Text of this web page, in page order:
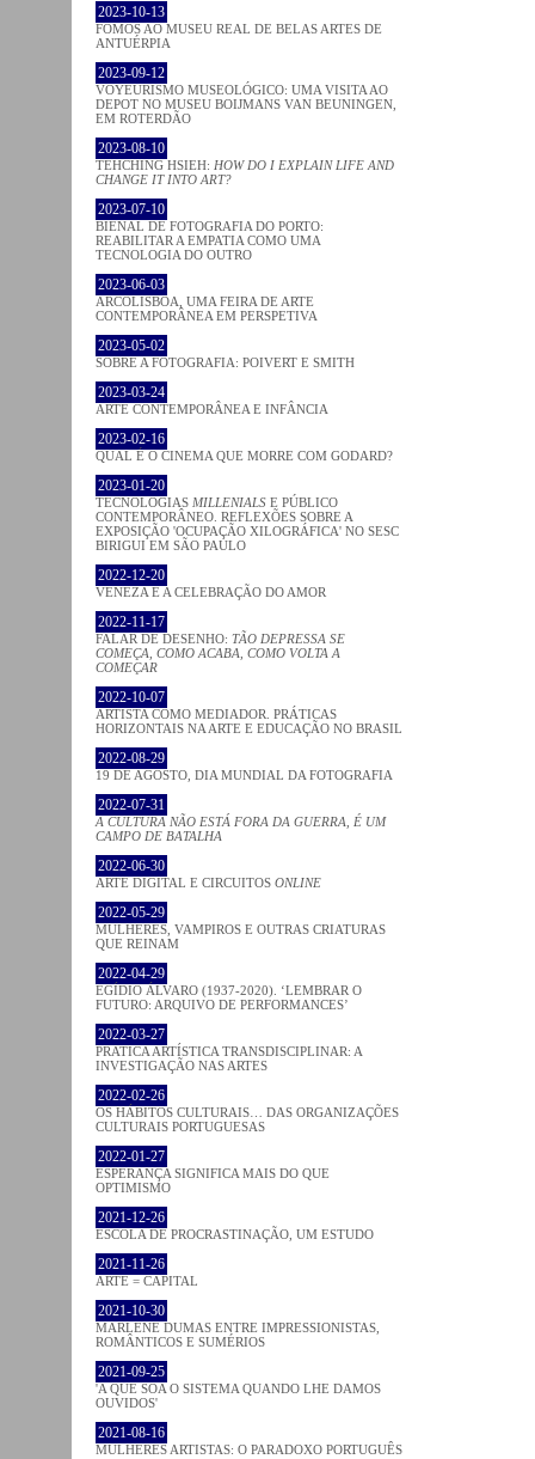
2023-10-13
FOMOS AO MUSEU REAL DE BELAS ARTES DE
ANTUÉRPIA
2023-09-12
VOYEURISMO MUSEOLÓGICO: UMA VISITA AO
DEPOT NO MUSEU BOIJMANS VAN BEUNINGEN,
EM ROTERDÃO
2023-08-10
TEHCHING HSIEH: HOW DO I EXPLAIN LIFE AND
CHANGE IT INTO ART?
2023-07-10
BIENAL DE FOTOGRAFIA DO PORTO:
REABILITAR A EMPATIA COMO UMA
TECNOLOGIA DO OUTRO
2023-06-03
ARCOLISBOA, UMA FEIRA DE ARTE
CONTEMPORÂNEA EM PERSPETIVA
2023-05-02
SOBRE A FOTOGRAFIA: POIVERT E SMITH
2023-03-24
ARTE CONTEMPORÂNEA E INFÂNCIA
2023-02-16
QUAL É O CINEMA QUE MORRE COM GODARD?
2023-01-20
TECNOLOGIAS MILLENIALS E PÚBLICO
CONTEMPORÂNEO. REFLEXÕES SOBRE A
EXPOSIÇÃO 'OCUPAÇÃO XILOGRÁFICA' NO SESC
BIRIGUI EM SÃO PAULO
2022-12-20
VENEZA E A CELEBRAÇÃO DO AMOR
2022-11-17
FALAR DE DESENHO: TÃO DEPRESSA SE
COMEÇA, COMO ACABA, COMO VOLTA A
COMEÇAR
2022-10-07
ARTISTA COMO MEDIADOR. PRÁTICAS
HORIZONTAIS NA ARTE E EDUCAÇÃO NO BRASIL
2022-08-29
19 DE AGOSTO, DIA MUNDIAL DA FOTOGRAFIA
2022-07-31
A CULTURA NÃO ESTÁ FORA DA GUERRA, É UM
CAMPO DE BATALHA
2022-06-30
ARTE DIGITAL E CIRCUITOS ONLINE
2022-05-29
MULHERES, VAMPIROS E OUTRAS CRIATURAS
QUE REINAM
2022-04-29
EGÍDIO ÁLVARO (1937-2020). ‘LEMBRAR O
FUTURO: ARQUIVO DE PERFORMANCES’
2022-03-27
PRATICA ARTÍSTICA TRANSDISCIPLINAR: A
INVESTIGAÇÃO NAS ARTES
2022-02-26
OS HÁBITOS CULTURAIS… DAS ORGANIZAÇÕES
CULTURAIS PORTUGUESAS
2022-01-27
ESPERANÇA SIGNIFICA MAIS DO QUE
OPTIMISMO
2021-12-26
ESCOLA DE PROCRASTINAÇÃO, UM ESTUDO
2021-11-26
ARTE = CAPITAL
2021-10-30
MARLENE DUMAS ENTRE IMPRESSIONISTAS,
ROMÂNTICOS E SUMÉRIOS
2021-09-25
'A QUE SOA O SISTEMA QUANDO LHE DAMOS
OUVIDOS'
2021-08-16
MULHERES ARTISTAS: O PARADOXO PORTUGUÊS